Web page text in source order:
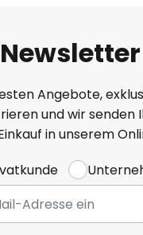
Newsletter
Angebote,
und wir senden
in unserem